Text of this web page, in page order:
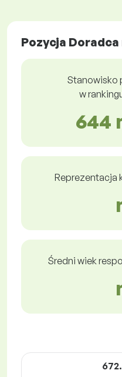
Pozycja
Stanowisko
w
644
Reprezentacja
Średni wiek